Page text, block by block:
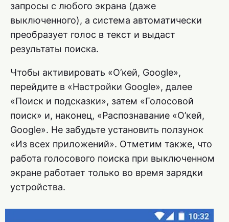
запросы с любого экрана (даже
выключенного), а система автоматически
преобразует голос в текст и выдаст
результаты поиска.
Чтобы активировать «O’кей, Google»,
перейдите в «Настройки Google», далее
«Поиск и подсказки», затем «Голосовой
поиск» и, наконец, «Распознавание «O’кей,
Google». Не забудьте установить ползунок
«Из всех приложений». Отметим также, что
работа голосового поиска при выключенном
экране работает только во время зарядки
устройства.